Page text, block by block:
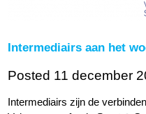
Intermediairs aan het
Posted 11 december
Intermediairs zijn de